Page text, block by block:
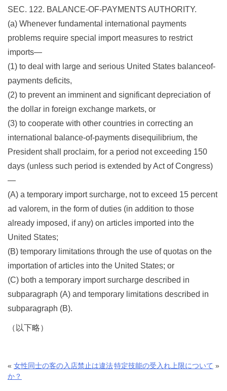
SEC. 122. BALANCE-OF-PAYMENTS AUTHORITY.
(a) Whenever fundamental international payments
problems require special import measures to restrict
imports—
(1) to deal with large and serious United States balanceof-
payments deficits,
(2) to prevent an imminent and significant depreciation of
the dollar in foreign exchange markets, or
(3) to cooperate with other countries in correcting an
international balance-of-payments disequilibrium, the
President shall proclaim, for a period not exceeding 150
days (unless such period is extended by Act of Congress)
—
(A) a temporary import surcharge, not to exceed 15 percent
ad valorem, in the form of duties (in addition to those
already imposed, if any) on articles imported into the
United States;
(B) temporary limitations through the use of quotas on the
importation of articles into the United States; or
(C) both a temporary import surcharge described in
subparagraph (A) and temporary limitations described in
subparagraph (B).
（以下略）
« 女性同士の客の入店禁止は違法
か？
特定技能の受入れ上限について »